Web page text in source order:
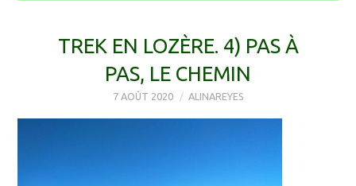
TREK EN LOZÈRE. 4) PAS À
PAS, LE CHEMIN
7 AOÛT 2020 ALINAREYES